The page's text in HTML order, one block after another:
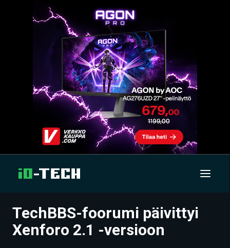
UUTISET
TechBBS-foorumi päivittyi
Xenforo 2.1 -versioon